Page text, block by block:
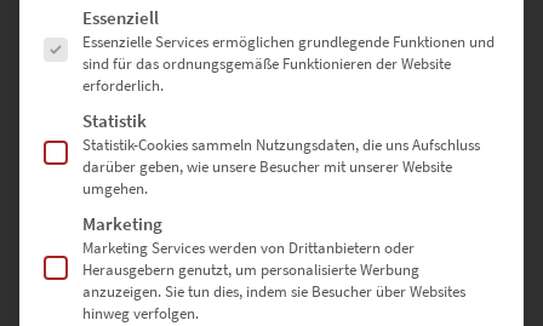
EZ00844 Corvette C1 at Rathaus Böblingen
Es folgt eine Liste der Service-Gruppen, für die eine Einwilligung
Essenziell
Essenzielle Services ermöglichen grundlegende Funktionen und
sind für das ordnungsgemäße Funktionieren der Website
erforderlich.
Statistik
Statistik-Cookies sammeln Nutzungsdaten, die uns Aufschluss
darüber geben, wie unsere Besucher mit unserer Website
umgehen.
Marketing
Marketing Services werden von Drittanbietern oder
Herausgebern genutzt, um personalisierte Werbung
anzuzeigen. Sie tun dies, indem sie Besucher über Websites
hinweg verfolgen.